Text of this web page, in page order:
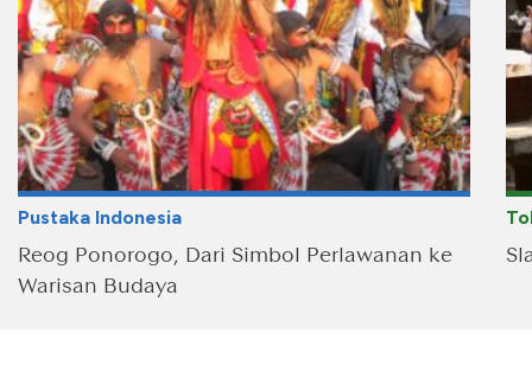
Pustaka Indonesia
Reog Ponorogo, Dari Simbol Perlawanan ke
Warisan Budaya